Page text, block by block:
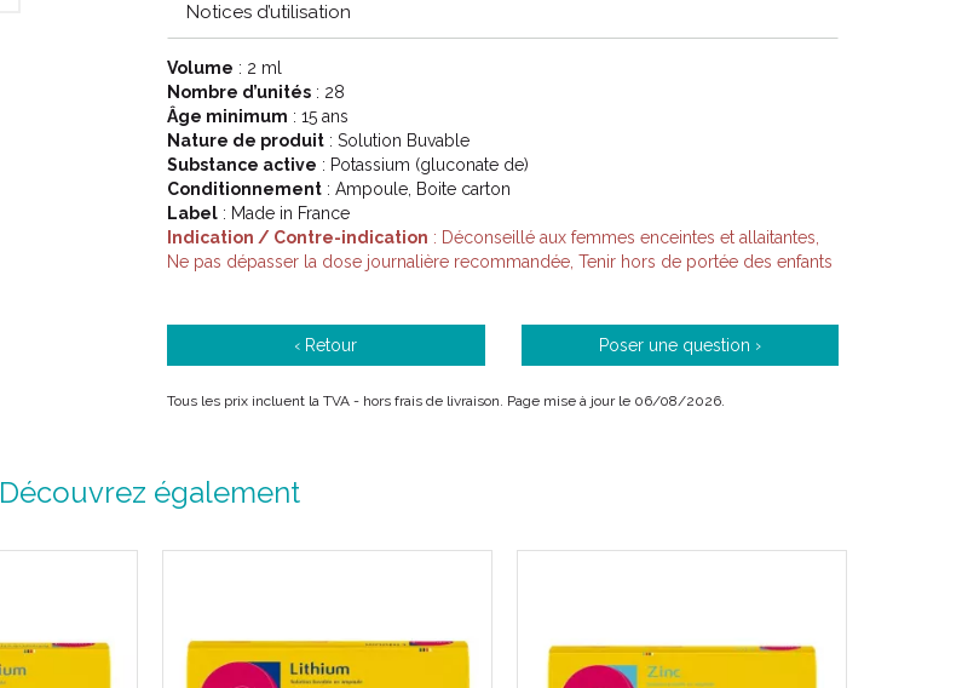
Notices d’utilisation
Volume : 2 ml
Nombre d’unités : 28
Âge minimum : 15 ans
Nature de produit : Solution Buvable
Substance active : Potassium (gluconate de)
Conditionnement : Ampoule, Boite carton
Label : Made in France
Indication / Contre-indication : Déconseillé aux femmes enceintes et allaitantes,
Ne pas dépasser la dose journalière recommandée, Tenir hors de portée des enfants
‹ Retour Poser une question ›
Tous les prix incluent la TVA - hors frais de livraison. Page mise à jour le 06/08/2026.
Découvrez également